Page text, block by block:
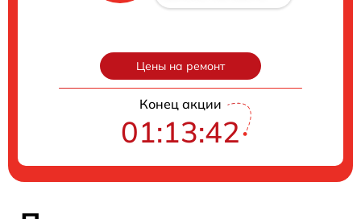
Цены на ремонт
Конец акции
01:13:41